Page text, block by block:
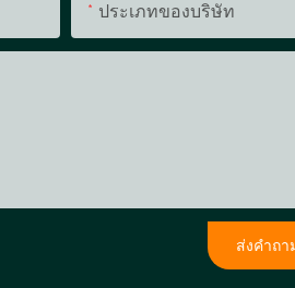
ประเภทของบริษัท
ส่งคำถ